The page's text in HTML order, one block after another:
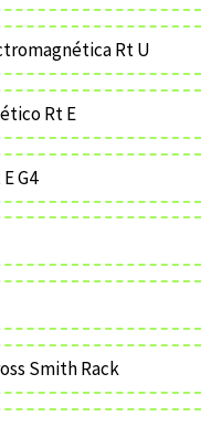
Rt U
Rt E
G4
Smith Rack